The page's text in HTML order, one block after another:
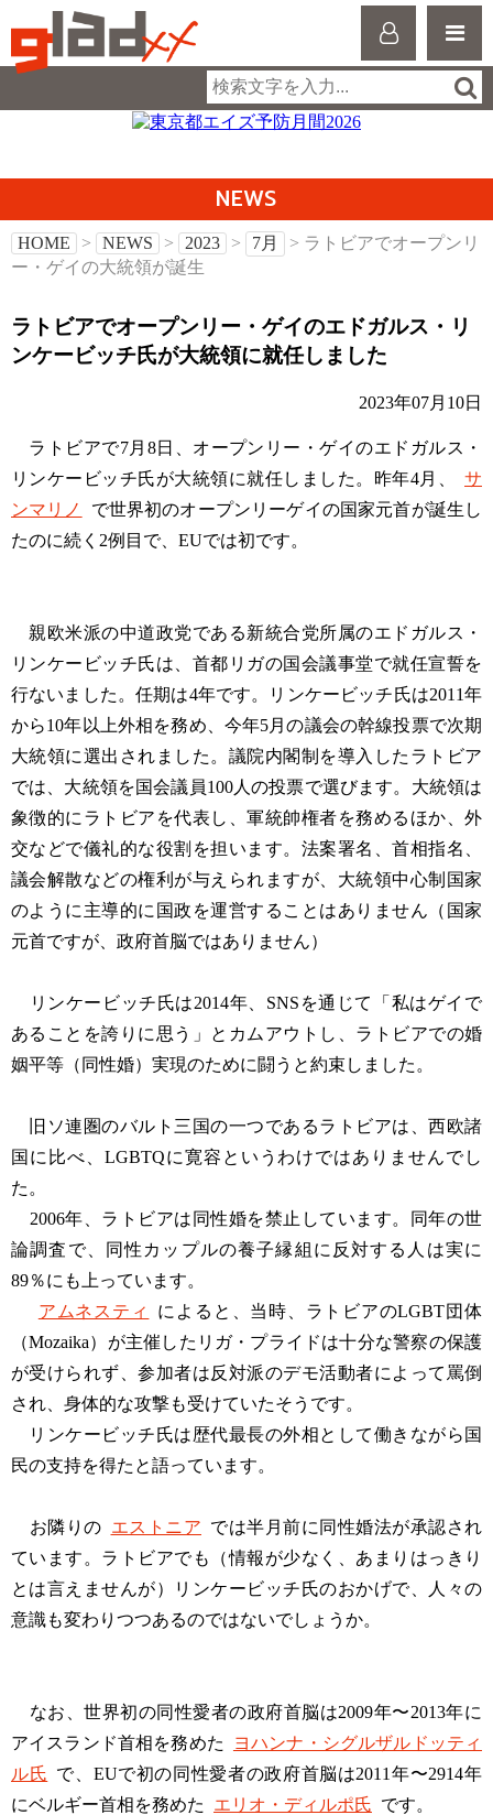
NEWS
HOME > NEWS > 2023 > 7月
> ラトビアでオープンリ
ー・ゲイの大統領が誕生
ラトビアでオープンリー・ゲイのエドガルス・リ
ンケービッチ氏が大統領に就任しました
2023年07月10日
ラトビアで7月8日、オープンリー・ゲイのエドガルス・
リンケービッチ氏が大統領に就任しました。昨年4月、
サ
ンマリノ
で世界初のオープンリーゲイの国家元首が誕生し
たのに続く2例目で、EUでは初です。
親欧米派の中道政党である新統合党所属のエドガルス・
リンケービッチ氏は、首都リガの国会議事堂で就任宣誓を
行ないました。任期は4年です。リンケービッチ氏は2011年
から10年以上外相を務め、今年5月の議会の幹線投票で次期
大統領に選出されました。議院内閣制を導入したラトビア
では、大統領を国会議員100人の投票で選びます。大統領は
象徴的にラトビアを代表し、軍統帥権者を務めるほか、外
交などで儀礼的な役割を担います。法案署名、首相指名、
議会解散などの権利が与えられますが、大統領中心制国家
のように主導的に国政を運営することはありません（国家
元首ですが、政府首脳ではありません）
リンケービッチ氏は2014年、SNSを通じて「私はゲイで
あることを誇りに思う」とカムアウトし、ラトビアでの婚
姻平等（同性婚）実現のために闘うと約束しました。
旧ソ連圏のバルト三国の一つであるラトビアは、西欧諸
国に比べ、LGBTQに寛容というわけではありませんでし
た。
2006年、ラトビアは同性婚を禁止しています。同年の世
論調査で、同性カップルの養子縁組に反対する人は実に
89％にも上っています。
アムネスティ
によると、当時、ラトビアのLGBT団体
（Mozaika）が主催したリガ・プライドは十分な警察の保護
が受けられず、参加者は反対派のデモ活動者によって罵倒
され、身体的な攻撃も受けていたそうです。
リンケービッチ氏は歴代最長の外相として働きながら国
民の支持を得たと語っています。
お隣りの エストニア では半月前に同性婚法が承認され
ています。ラトビアでも（情報が少なく、あまりはっきり
とは言えませんが）リンケービッチ氏のおかげで、人々の
意識も変わりつつあるのではないでしょうか。
なお、世界初の同性愛者の政府首脳は2009年〜2013年に
アイスランド首相を務めた
ヨハンナ・シグルザルドッティ
ル氏 で、EUで初の同性愛者の政府首脳は2011年〜2914年
にベルギー首相を務めた
エリオ・ディルポ氏 です。